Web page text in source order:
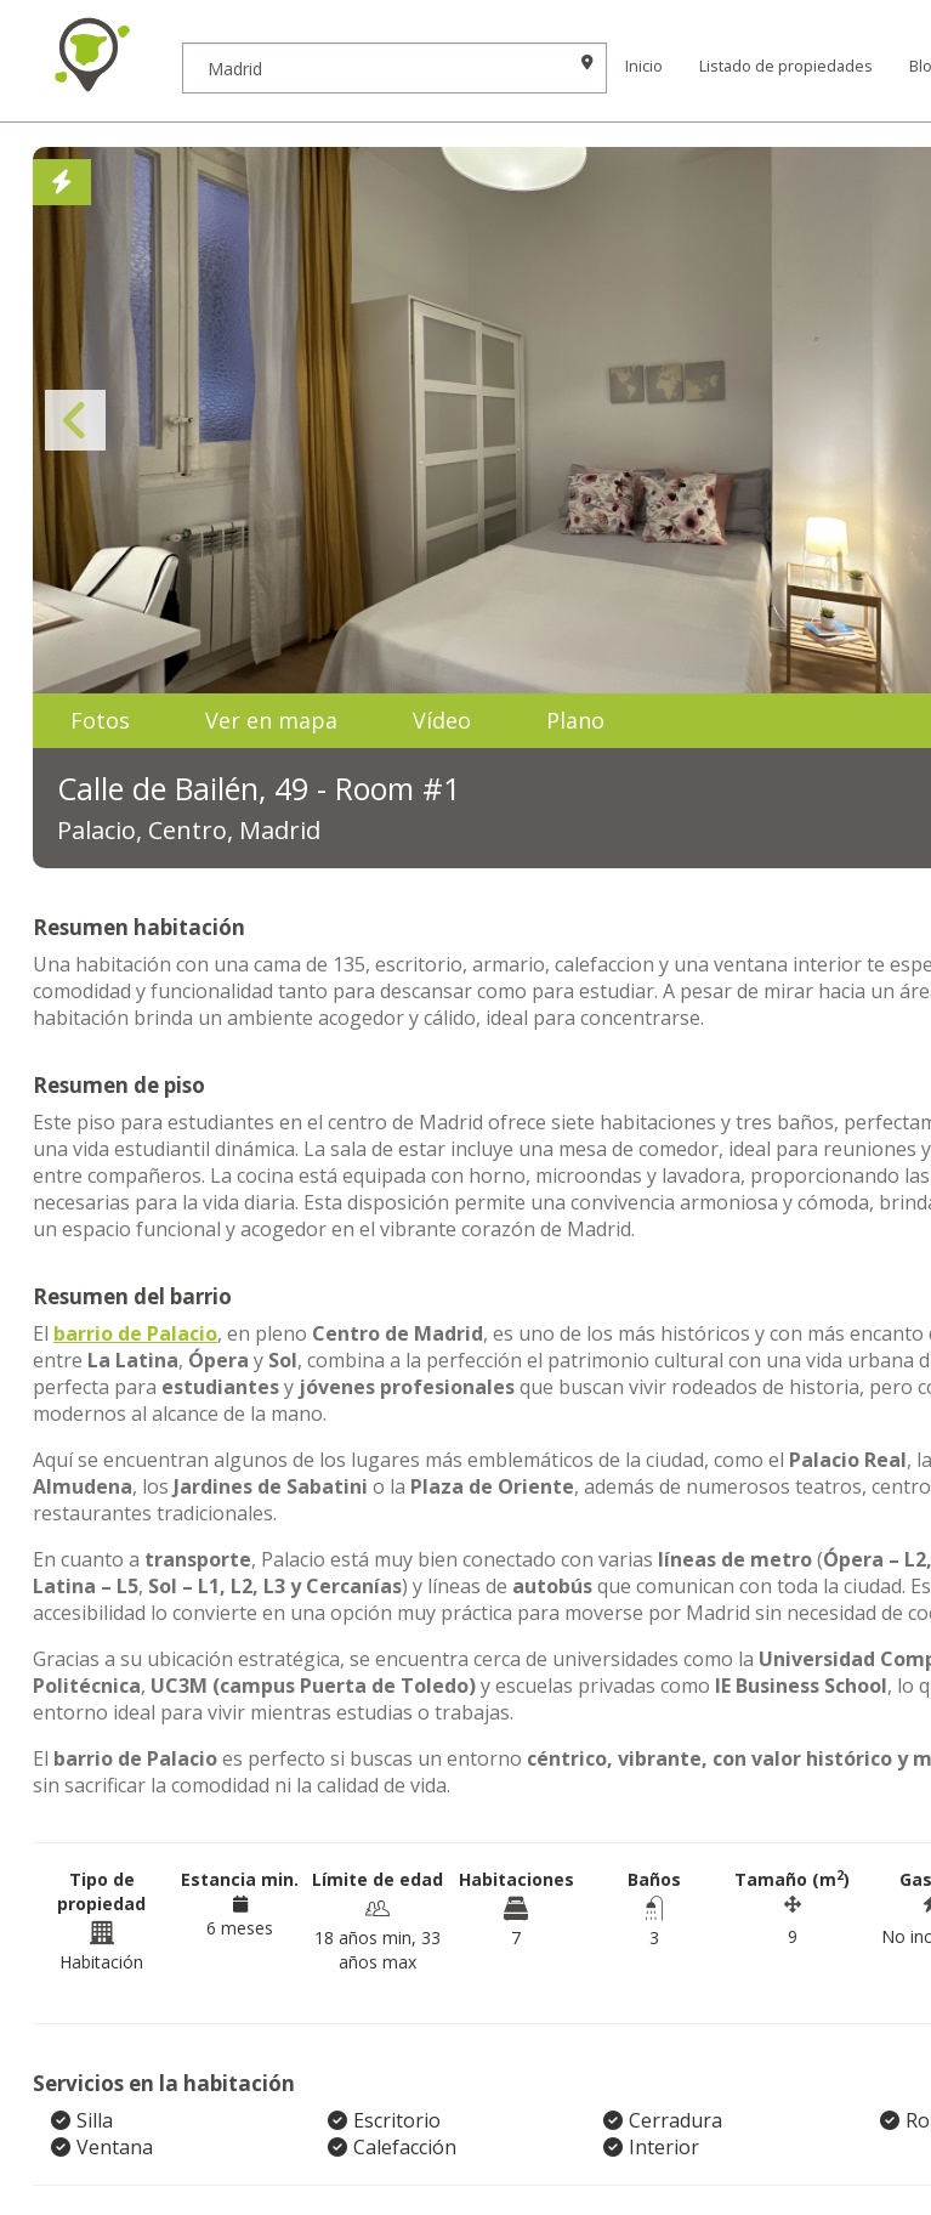
Inicio Listado de propiedades
Fotos Ver en mapa Vídeo Plano
Calle de Bailén, 49 - Room #1
Palacio, Centro, Madrid
Resumen habitación
Una habitación con una cama de 135, escritorio, armario, calefaccion y una ventana interior te
comodidad y funcionalidad tanto para descansar como para estudiar. A pesar de mirar hacia un
habitación brinda un ambiente acogedor y cálido, ideal para concentrarse.
Resumen de piso
Este piso para estudiantes en el centro de Madrid ofrece siete habitaciones y tres baños,
una vida estudiantil dinámica. La sala de estar incluye una mesa de comedor, ideal para reuniones
entre compañeros. La cocina está equipada con horno, microondas y lavadora, proporcionando
necesarias para la vida diaria. Esta disposición permite una convivencia armoniosa y cómoda,
un espacio funcional y acogedor en el vibrante corazón de Madrid.
Resumen del barrio
El barrio de Palacio, en pleno Centro de Madrid, es uno de los más históricos y con más encanto
entre La Latina, Ópera y Sol, combina a la perfección el patrimonio cultural con una vida urbana
perfecta para estudiantesy jóvenes profesionalesque buscan vivir rodeados de historia, pero
modernos al alcance de la mano.
Aquí se encuentran algunos de los lugares más emblemáticos de la ciudad, como el Palacio Real, la
Almudena, los Jardines de Sabatini o la Plaza de Oriente, además de numerosos teatros,
restaurantes tradicionales.
En cuanto a transporte, Palacio está muy bien conectado con varias líneas de metro(Ópera –
Latina – L5, Sol – L1, L2, L3 y Cercanías) y líneas de autobúsque comunican con toda la ciudad.
accesibilidad lo convierte en una opción muy práctica para moverse por Madrid sin necesidad de
Gracias a su ubicación estratégica, se encuentra cerca de universidades como la Universidad
Politécnica, UC3M (campus Puerta de Toledo)y escuelas privadas como IE Business School, lo
entorno ideal para vivir mientras estudias o trabajas.
El barrio de Palacioes perfecto si buscas un entorno céntrico, vibrante, con valor histórico y
sin sacrificar la comodidad ni la calidad de vida.
Tipo de
propiedad
Habitación
Estancia min.
6 meses
Límite de edad
18 años min, 33
años max
Habitaciones
7
Baños
3
Tamaño (m2)
9 No
Servicios en la habitación
Silla Escritorio Cerradura
Ventana
Calefacción Interior